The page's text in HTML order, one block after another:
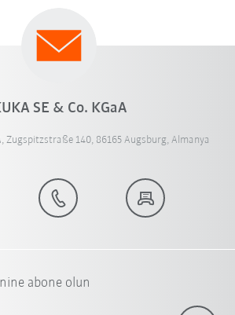
SE & Co. KGaA
Zugspitzstraße 140, 86165 Augsburg, Almanya
abone olun